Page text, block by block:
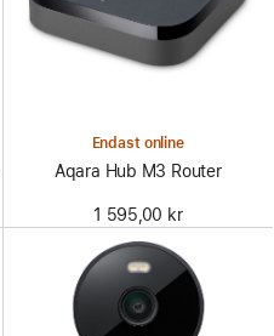
Endast online
Aqara Hub M3 Router
1 595,00 kr